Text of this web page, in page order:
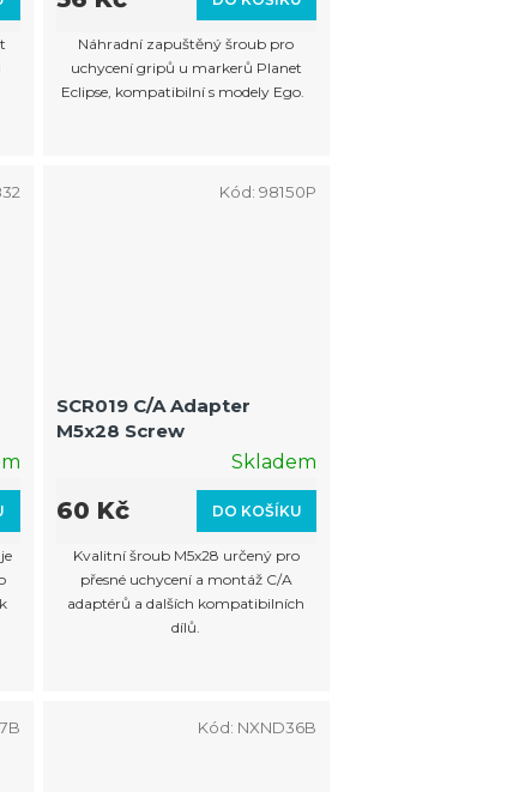
Náhradní zapuštěný šroub pro
uchycení gripů u markerů Planet
Eclipse, kompatibilní s modely Ego.
SCR019 C/A Adapter
M5x28 Screw
Skladem
DO KOŠÍKU
60 Kč
Kvalitní šroub M5x28 určený pro
přesné uchycení a montáž C/A
adaptérů a dalších kompatibilních
dílů.
Kód:98150P
Kód: NXND36B